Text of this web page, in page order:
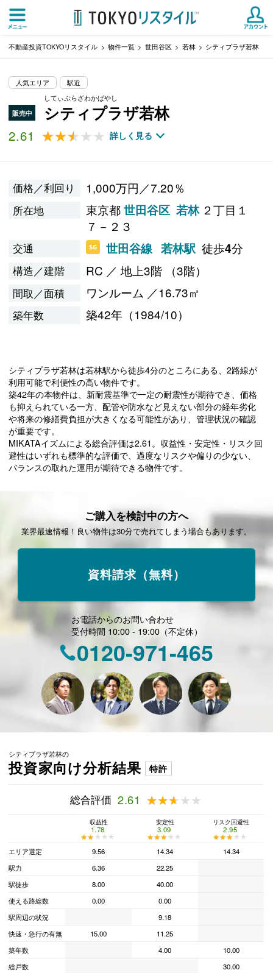
不動産投資TOKYOリスタイル 物件一覧 世田谷区 若林 シティプラザ若林
人気エリア 駅近
販売中
してぃぷらざわかばやし
シティプラザ若林
2.61 ★★★★★
★★★★★ 詳しく見る
価格／利回り 1,000万円／7.20％
所在地 東京都世田谷区 若林 ２丁目１
７－２３
交通 世田谷線 若林駅 徒歩4分
構造／建階 RC ／ 地上3階 （3階）
間取／面積 ワンルーム ／16.73㎡
築年数 築42年（1984/10）
シティプラザ若林は若林駅から徒歩4分のところにある、2路線が
利用可能で利便性の高い物件です。
築42年の本物件は、新耐震基準で一定の耐震性が期待でき、価格
も抑えられている一方、配管や防水など見えない部分の経年劣化
や将来の修繕費負担が大きくなる可能性があり、管理状況の確認
が重要です。
MIKATAイズムによる総合評価は2.61。収益性・安定性・リスク回
避性はいずれも標準的な評価で、過度なリスクや偏りの少ない、
バランスの取れた運用が期待できる物件です。
ご購入を検討中の方へ
業界最速情報！良い物件は30分で売れてしまう場合もあります。
資料請求（無料）
お電話からのお問い合わせ
受付時間 10:00 - 19:00（不定休）
0120-971-465
シティプラザ若林の
投資家向け分析結果 特許
総合評価 2.61 ★★★★★
★★★★★
収益性
1.78
★★★★★
★★★★★
安定性
3.09
★★★★★
★★★★★
リスク回避性
2.95
★★★★★
★★★★★
エリア選定
9.56 14.34
14.34
駅力
6.36
22.25
駅徒歩
8.00
40.00
使える路線数
0.00
0.00
駅周辺の状況
9.18
快速・急行の有無
15.00
11.25
築年数
4.00
10.00
総戸数
30.00